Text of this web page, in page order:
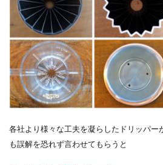
各社より様々な工夫を凝らしたドリッパー
も誤解を恐れず言わせてもらうと